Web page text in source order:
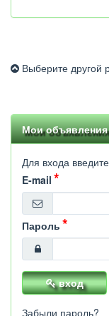
Выберите другой
Мои объявления
Для входа
E-mail
Пароль
вход
Забыли пароль?